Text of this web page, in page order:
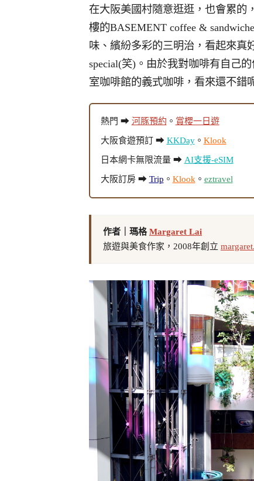
在大阪美國村隨意逛逛，也會累的
樓的BASEMENT coffee &
味、繽紛多彩的三明治，看起來真
special(笑)。由於我對咖啡有自己
室咖啡館的義式咖啡，看來還不錯
熱門 ➡ 河豚預約 。 賞櫻一日遊
大阪食遊預訂 ➡ KKDay。 Klook
日本網卡無限流量 ➡ AI支援-eSIM
大阪訂房 ➡ Trip 。 Klook 。 eztravel
作者｜瑪格Margaret Lai
旅遊與美食作家，2008年創立